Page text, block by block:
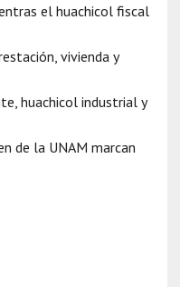
el huachicol fiscal
vivienda y
huachicol industrial y
de la UNAM marcan